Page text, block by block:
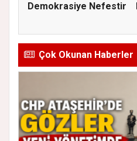
Demokrasiye Nefestir
Çok Okunan Haberler